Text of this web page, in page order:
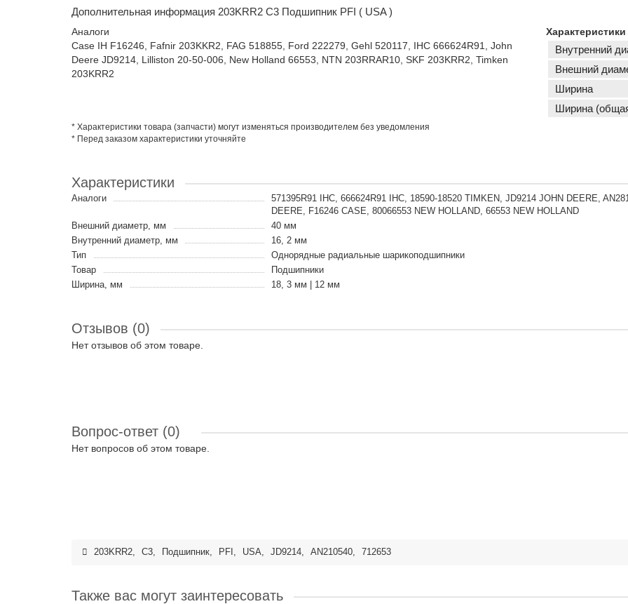
Дополнительная информация 203KRR2 C3 Подшипник PFI ( USA )
Аналоги
Case IH F16246, Fafnir 203KKR2, FAG 518855, Ford 222279, Gehl 520117, IHC 666624R91, John
Deere JD9214, Lilliston 20-50-006, New Holland 66553, NTN 203RRAR10, SKF 203KRR2, Timken
203KRR2
Характеристики
Внутренний
Внешний
Ширина
Ширина
* Характеристики товара (запчасти) могут изменяться производителем без уведомления
* Перед заказом характеристики уточняйте
Характеристики
Аналоги
571395R91 IHC, 666624R91 IHC, 18590-18520 TIMKEN, JD9214 JOHN DEERE,
DEERE, F16246 CASE, 80066553 NEW HOLLAND, 66553 NEW HOLLAND
Внешний диаметр, мм
40 мм
Внутренний диаметр, мм
16, 2 мм
Тип
Однорядные радиальные шарикоподшипники
Товар
Подшипники
Ширина, мм
18, 3 мм | 12 мм
Отзывов (0)
Нет отзывов об этом товаре.
Вопрос-ответ (0)
Нет вопросов об этом товаре.
203KRR2, C3, Подшипник, PFI , USA, JD9214, AN210540, 712653
Также вас могут заинтересовать